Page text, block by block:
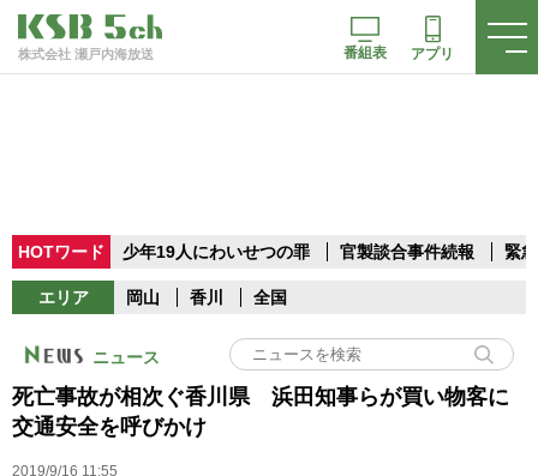
株式会社 瀬戸内海放送 番組表 アプリ
HOTワード 少年19人にわいせつの罪 官製談合事件続報 緊
エリア 岡山 香川 全国
ニュース
死亡事故が相次ぐ香川県 浜田知事らが買い物客に
交通安全を呼びかけ
2019/9/16 11:55